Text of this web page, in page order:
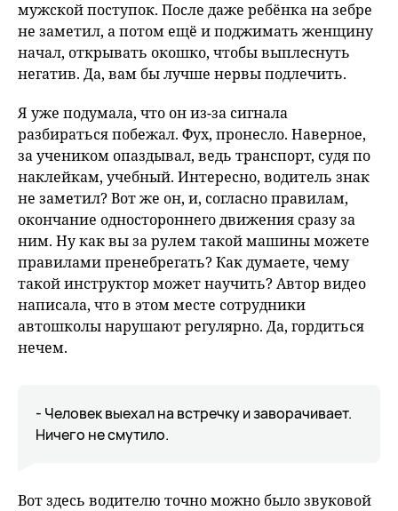
мужской поступок. После даже ребёнка на зебре
не заметил, а потом ещё и поджимать женщину
начал, открывать окошко, чтобы выплеснуть
негатив. Да, вам бы лучше нервы подлечить.
Я уже подумала, что он из-за сигнала
разбираться побежал. Фух, пронесло. Наверное,
за учеником опаздывал, ведь транспорт, судя по
наклейкам, учебный. Интересно, водитель знак
не заметил? Вот же он, и, согласно правилам,
окончание одностороннего движения сразу за
ним. Ну как вы за рулем такой машины можете
правилами пренебрегать? Как думаете, чему
такой инструктор может научить? Автор видео
написала, что в этом месте сотрудники
автошколы нарушают регулярно. Да, гордиться
нечем.
- Человек выехал на встречку и заворачивает.
Ничего не смутило.
Вот здесь водителю точно можно было звуковой